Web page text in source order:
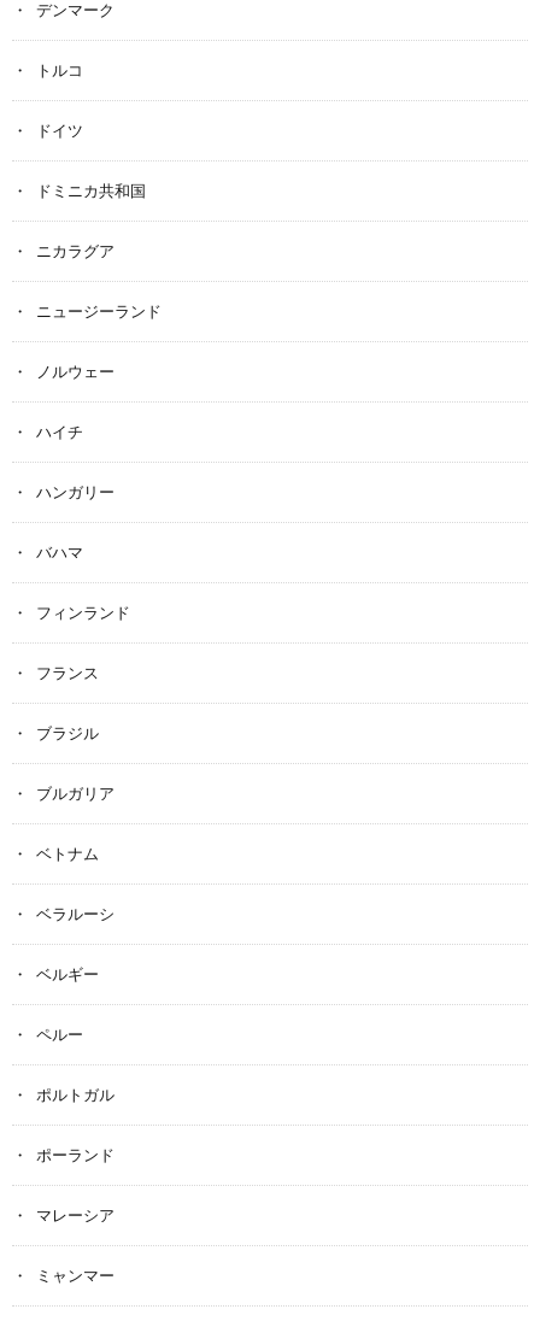
デンマーク
トルコ
ドイツ
ドミニカ共和国
ニカラグア
ニュージーランド
ノルウェー
ハイチ
ハンガリー
バハマ
フィンランド
フランス
ブラジル
ブルガリア
ベトナム
ベラルーシ
ベルギー
ペルー
ポルトガル
ポーランド
マレーシア
ミャンマー